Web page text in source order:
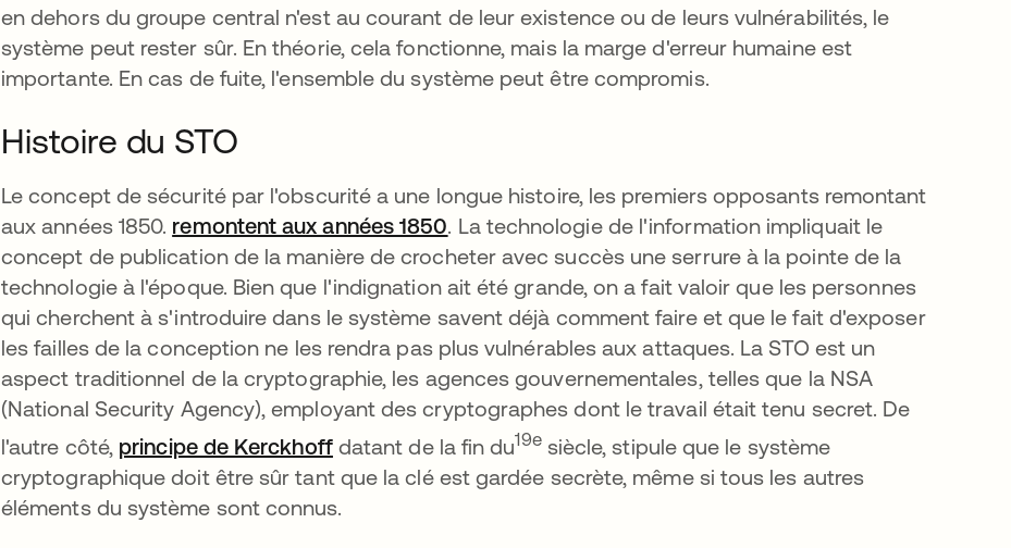
en dehors du groupe central n'est au courant de leur existence ou de leurs vulnérabilités, le
système peut rester sûr. En théorie, cela fonctionne, mais la marge d'erreur humaine est
importante. En cas de fuite, l'ensemble du système peut être compromis.
Histoire du STO
Le concept de sécurité par l'obscurité a une longue histoire, les premiers opposants remontant
aux années 1850. remontent aux années 1850s’ouvre dans un nouvel onglet
. La technologie de l'information impliquait le
concept de publication de la manière de crocheter avec succès une serrure à la pointe de la
technologie à l'époque. Bien que l'indignation ait été grande, on a fait valoir que les personnes
qui cherchent à s'introduire dans le système savent déjà comment faire et que le fait d'exposer
les failles de la conception ne les rendra pas plus vulnérables aux attaques. La STO est un
aspect traditionnel de la cryptographie, les agences gouvernementales, telles que la NSA
(National Security Agency), employant des cryptographes dont le travail était tenu secret. De
l'autre côté, principe de Kerckhoffs’ouvre dans un nouvel onglet
datant de la fin du19esiècle, stipule que le système
cryptographique doit être sûr tant que la clé est gardée secrète, même si tous les autres
éléments du système sont connus.